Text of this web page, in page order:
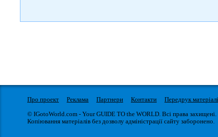
Про проект Реклама Партнери Контакти
Передрук
© IGotoWorld.com - Your GUIDE TO the WORLD. Всі права захищені.
Копіювання матеріалів без дозволу адміністрації сайту заборонено.